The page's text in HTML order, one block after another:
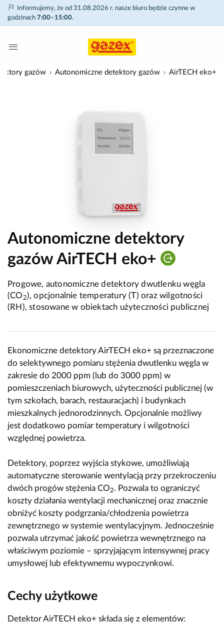
Informujemy, że od 31.08.2026 r. nasze biuro będzie czynne w
godzinach 7:00–15:00.
gazów Autonomiczne detektory gazów AirTECH eko+
Autonomiczne detektory
gazów AirTECH eko+
Progowe, autonomiczne detektory dwutlenku węgla
(CO 2), opcjonalnie temperatury (T) oraz wilgotności
(RH), stosowane w obiektach użyteczności publicznej
Ekonomiczne detektory AirTECH eko+ są przeznaczone
do selektywnego pomiaru stężenia dwutlenku węgla w
zakresie do 2000 ppm (lub do 3000 ppm) w
pomieszczeniach biurowych, użyteczności publicznej (w
tym szkołach, barach, restauracjach) i budynkach
mieszkalnych jednorodzinnych. Opcjonalnie możliwy
jest dodatkowo pomiar temperatury i wilgotności
względnej powietrza.
Detektory, poprzez wyjścia stykowe, umożliwiają
automatyczne sterowanie wentylacją przy przekroczeniu
dwóch progów stężenia CO2. Pozwala to ograniczyć
koszty działania wentylacji mechanicznej oraz znacznie
obniżyć koszty podgrzania/chłodzenia powietrza
zewnętrznego w systemie wentylacyjnym. Jednocześnie
pozwala utrzymać jakość powietrza wewnętrznego na
właściwym poziomie – sprzyjającym intensywnej pracy
umysłowej lub efektywnemu wypoczynkowi.
Cechy użytkowe
Detektor AirTECH eko+ składa się z elementów: